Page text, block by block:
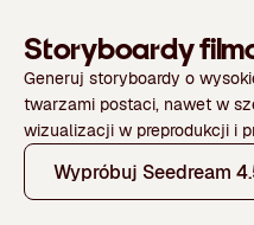
Storyboardy
Generuj storyboardy o
twarzami postaci, nawet w
wizualizacji w preprodukcji i
Wypróbuj Seedream